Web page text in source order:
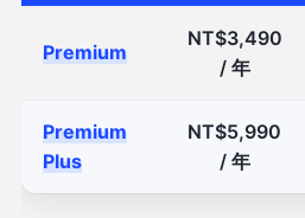
Premium
NT$3,490
/ 年
Premium
Plus
NT$5,990
/ 年